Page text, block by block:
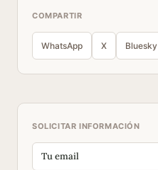
COMPARTIR
WhatsApp X Bluesky
SOLICITAR INFORMACIÓN